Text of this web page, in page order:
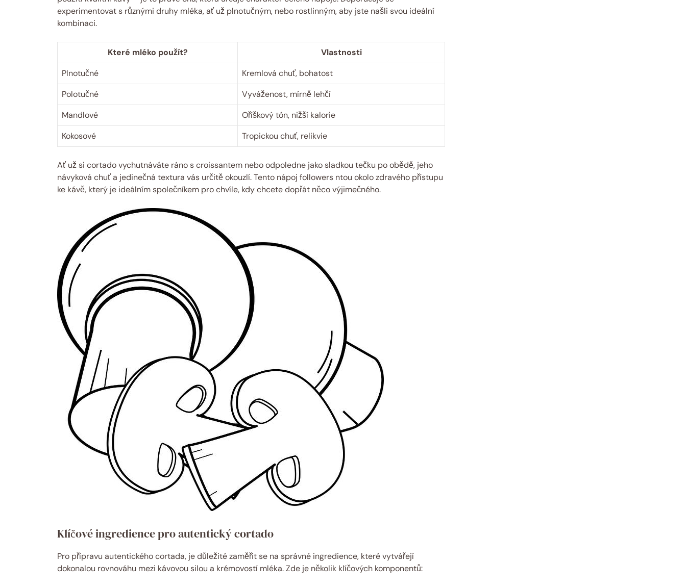
experimentovat s různými druhy mléka, ať už plnotučným, nebo rostlinným, aby jste našli svou ideální
kombinaci.
Které mléko použít?
Vlastnosti
Plnotučné
Kremlová chuť, bohatost
Polotučné
Vyváženost, mírně lehčí
Mandlové
Oříškový tón, nižší kalorie
Kokosové
Tropickou chuť, relikvie
Ať už si cortado vychutnáváte ráno s croissantem nebo odpoledne jako sladkou tečku po obědě, jeho
návyková chuť a jedinečná textura vás určitě okouzlí. Tento nápoj followers ntou okolo zdravého přístupu
ke kávě, který je ideálním společníkem pro chvíle, kdy chcete dopřát něco výjimečného.
Klíčové ingredience pro autentický cortado
Pro přípravu autentického cortada, je důležité zaměřit se na správné ingredience, které vytvářejí
dokonalou rovnováhu mezi kávovou silou a krémovostí mléka. Zde je několik klíčových komponentů: